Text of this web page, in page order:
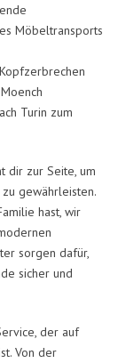
Möbeltransports
Turin zum
dir zur Seite, um
gewährleisten.
hast, wir
sorgen dafür,
sicher und
der auf
Von der